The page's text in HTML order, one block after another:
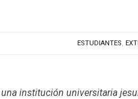
ESTUDIANTES,
institución universitaria